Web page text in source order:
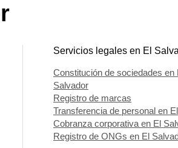
Servicios legales en El
Constitución de sociedades en
Salvador
Registro de marcas
Transferencia de personal en
Cobranza corporativa en El
Registro de ONGs en El